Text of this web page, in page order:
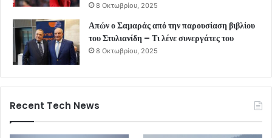
8 Οκτωβρίου, 2025
Απών ο Σαμαράς από την παρουσίαση βιβλίου
του Στυλιανίδη – Τι λένε συνεργάτες του
8 Οκτωβρίου, 2025
Recent Tech News